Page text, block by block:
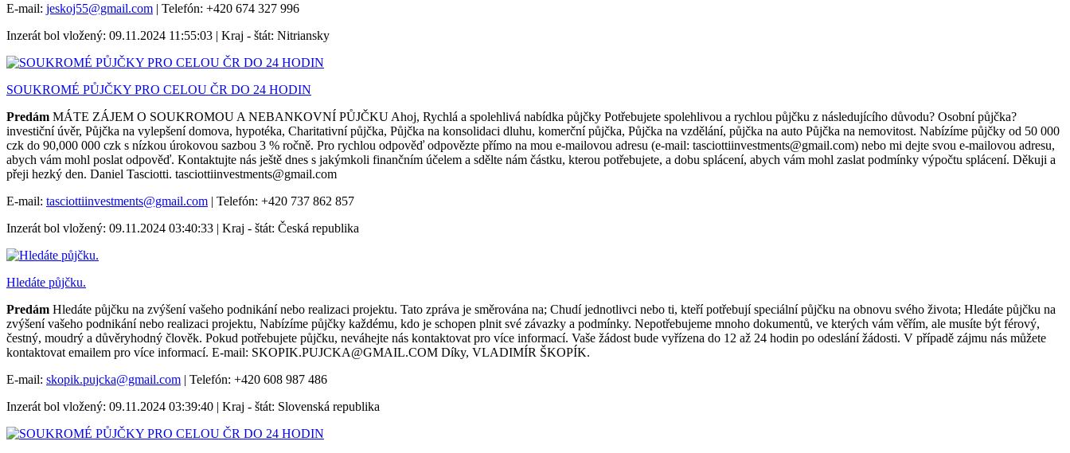
E-mail: jeskoj55@gmail.com | Telefón: +420 674 327 996
Inzerát bol vložený: 09.11.2024 11:55:03 | Kraj - štát: Nitriansky
SOUKROMÉ PŮJČKY PRO CELOU ČR DO 24 HODIN
Predám MÁTE ZÁJEM O SOUKROMOU A NEBANKOVNÍ PŮJČKU Ahoj, Rychlá a spolehlivá nabídka půjčky Potřebujete spolehlivou a rychlou půjčku z následujícího důvodu? Osobní půjčka?
investiční úvěr, Půjčka na vylepšení domova, hypotéka, Charitativní půjčka, Půjčka na konsolidaci dluhu, komerční půjčka, Půjčka na vzdělání, půjčka na auto Půjčka na nemovitost. Nabízíme půjčky od 50 000
czk do 90,000 000 czk s nízkou úrokovou sazbou 3 % ročně. Pro rychlou odpověď odpovězte přímo na mou e-mailovou adresu (e-mail: tasciottiinvestments@gmail.com) nebo mi dejte svou e-mailovou adresu,
abych vám mohl poslat odpověď. Kontaktujte nás ještě dnes s jakýmkoli finančním účelem a sdělte nám částku, kterou potřebujete, a dobu splácení, abych vám mohl zaslat podmínky výpočtu splácení. Děkuji a
přeji hezký den. Daniel Tasciotti. tasciottiinvestments@gmail.com
E-mail: tasciottiinvestments@gmail.com | Telefón: +420 737 862 857
Inzerát bol vložený: 09.11.2024 03:40:33 | Kraj - štát: Česká republika
Hledáte půjčku.
Predám Hledáte půjčku na zvýšení vašeho podnikání nebo realizaci projektu. Tato zpráva je směrována na; Chudí jednotlivci nebo ti, kteří potřebují speciální půjčku na obnovu svého života; Hledáte půjčku na
zvýšení vašeho podnikání nebo realizaci projektu, Nabízíme půjčky každému, kdo je schopen plnit své závazky a podmínky. Nepotřebujeme mnoho dokumentů, ve kterých vám věřím, ale musíte být férový,
čestný, moudrý a důvěryhodný člověk. Pokud potřebujete půjčku, neváhejte nás kontaktovat pro více informací. Vaše žádost bude vyřízena do 12 až 24 hodin po odeslání žádosti. V případě zájmu nás můžete
kontaktovat emailem pro více informací. E-mail: SKOPIK.PUJCKA@GMAIL.COM Díky, VLADIMÍR ŠKOPÍK.
E-mail: skopik.pujcka@gmail.com | Telefón: +420 608 987 486
Inzerát bol vložený: 09.11.2024 03:39:40 | Kraj - štát: Slovenská republika